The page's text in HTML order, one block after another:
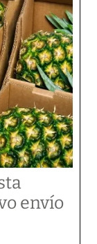
envío